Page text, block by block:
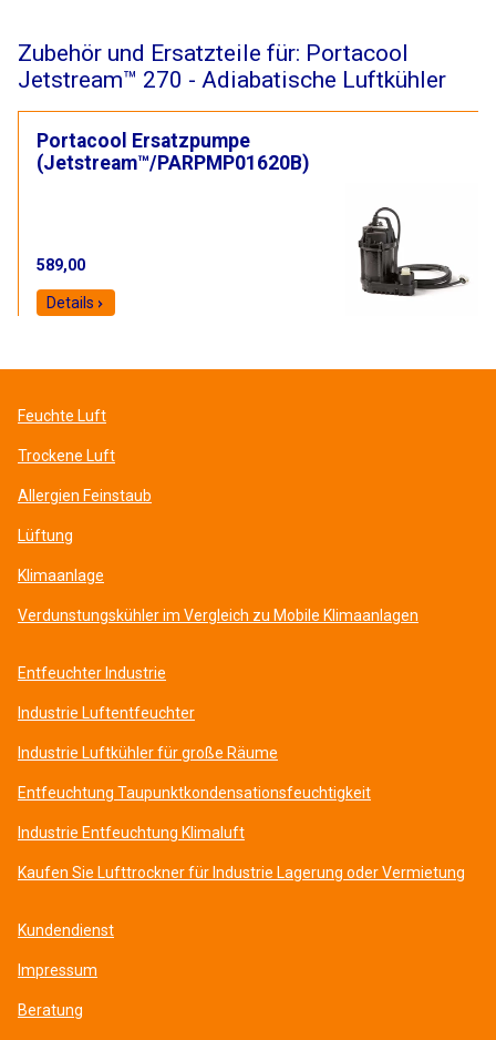
Zubehör und Ersatzteile für: Portacool
Jetstream™ 270 - Adiabatische Luftkühler
Portacool Ersatzpumpe
(Jetstream™/PARPMP01620B)
589,00
Details
Feuchte Luft
Trockene Luft
Allergien Feinstaub
Lüftung
Klimaanlage
Verdunstungskühler im Vergleich zu Mobile Klimaanlagen
Entfeuchter Industrie
Industrie Luftentfeuchter
Industrie Luftkühler für große Räume
Entfeuchtung Taupunktkondensationsfeuchtigkeit
Industrie Entfeuchtung Klimaluft
Kaufen Sie Lufttrockner für Industrie Lagerung oder Vermietung
Kundendienst
Impressum
Beratung